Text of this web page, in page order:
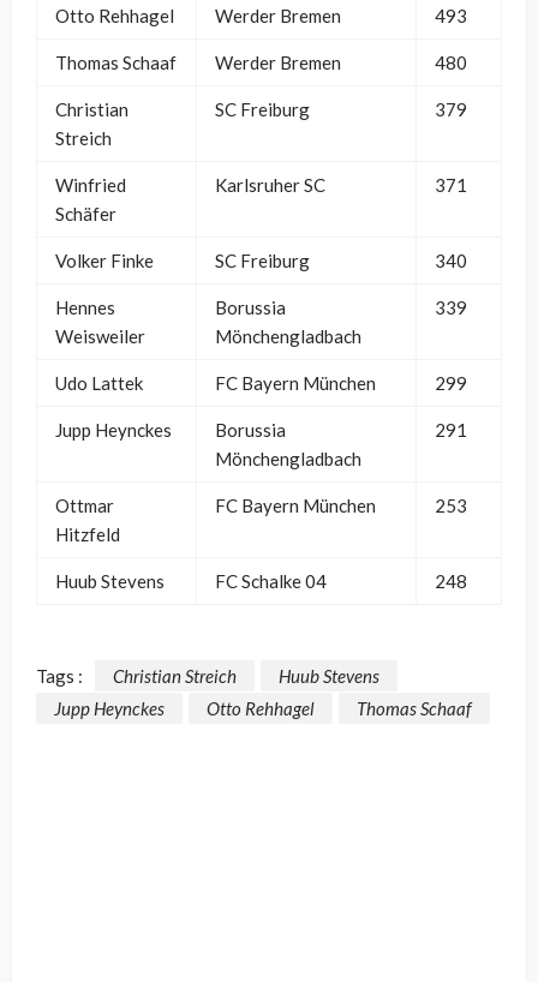
Otto Rehhagel Werder Bremen 493
Thomas Schaaf Werder Bremen 480
Christian
Streich
SC Freiburg 379
Winfried
Schäfer
Karlsruher SC 371
Volker Finke SC Freiburg 340
Hennes
Weisweiler
Borussia
Mönchengladbach
339
Udo Lattek FC Bayern München 299
Jupp Heynckes
Borussia
Mönchengladbach
291
Ottmar
Hitzfeld
FC Bayern München 253
Huub Stevens FC Schalke 04 248
Tags : Christian Streich
Huub Stevens
Jupp Heynckes
Otto Rehhagel Thomas Schaaf